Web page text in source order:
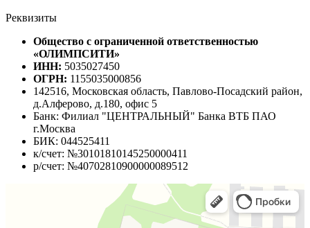
Реквизиты
Общество с ограниченной ответственностью
«ОЛИМПСИТИ»
ИНН: 5035027450
ОГРН: 1155035000856
142516, Московская область, Павлово-Посадский район,
д.Алферово, д.180, офис 5
Банк: Филиал "ЦЕНТРАЛЬНЫЙ" Банка ВТБ ПАО
г.Москва
БИК: 044525411
к/счет: №30101810145250000411
р/счет: №40702810900000089512